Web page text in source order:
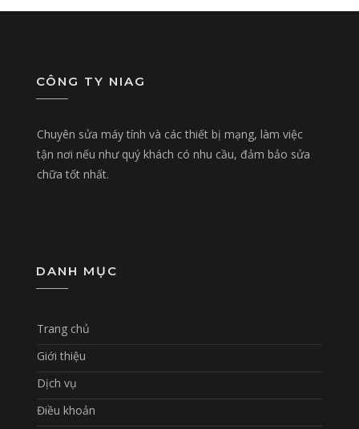
CÔNG TY NIAG
Chuyên sửa máy tính và các thiết bị mạng, làm việc
tận nơi nếu như quý khách có nhu cầu, đảm bảo sửa
chữa tốt nhất.
DANH MỤC
Trang chủ
Giới thiệu
Dịch vụ
Điều khoản